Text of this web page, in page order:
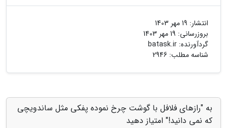
انتشار: 19 مهر 1403
بروزرسانی: 19 مهر 1403
گردآورنده: batask.ir
شناسه مطلب: 2946
به "رازهای فلافل با گوشت چرخ نموده پفکی مثل ساندویچی
که نمی دانید!" امتیاز دهید